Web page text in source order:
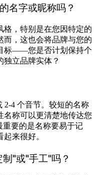
名字或昵称吗？
格，特别是在您因特定的
而，这也会将品牌与您的
标——您是否计划保持个
独立品牌实体？
2-4 个音节。较短的名称
名称可以更清楚地传达您
要的是名称要易于记
来很好。
"或"手工"吗？